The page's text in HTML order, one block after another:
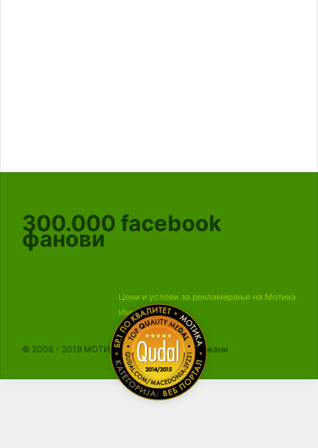
300.000 facebook
фанови
Цени и услови за рекламирање на Мотика
Импресум
© 2006 - 2019 МОТИКА, Сите права се задржани